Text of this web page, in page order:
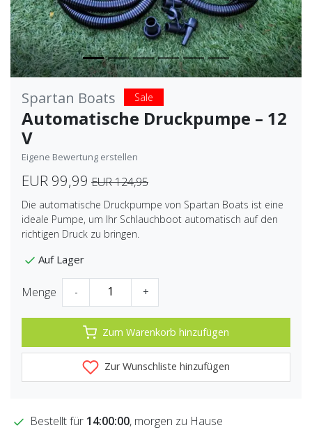
Spartan Boats Sale
Automatische Druckpumpe – 12
V
Eigene Bewertung erstellen
EUR 99,99 EUR 124,95
Die automatische Druckpumpe von Spartan Boats ist eine
ideale Pumpe, um Ihr Schlauchboot automatisch auf den
richtigen Druck zu bringen.
Auf Lager
Menge - +
Zum Warenkorb hinzufügen
Zur Wunschliste hinzufügen
Bestellt für 14:00:00, morgen zu Hause